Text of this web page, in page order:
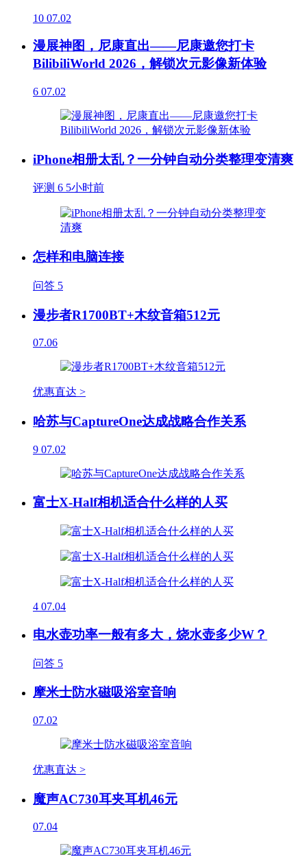
10 07.02
漫展神图，尼康直出——尼康邀您打卡
BilibiliWorld 2026，解锁次元影像新体验
6 07.02
iPhone相册太乱？一分钟自动分类整理变清爽
评测 6 5小时前
怎样和电脑连接
问答 5
漫步者R1700BT+木纹音箱512元
07.06
优惠直达 >
哈苏与CaptureOne达成战略合作关系
9 07.02
富士X-Half相机适合什么样的人买
4 07.04
电水壶功率一般有多大，烧水壶多少W？
问答 5
摩米士防水磁吸浴室音响
07.02
优惠直达 >
魔声AC730耳夹耳机46元
07.04